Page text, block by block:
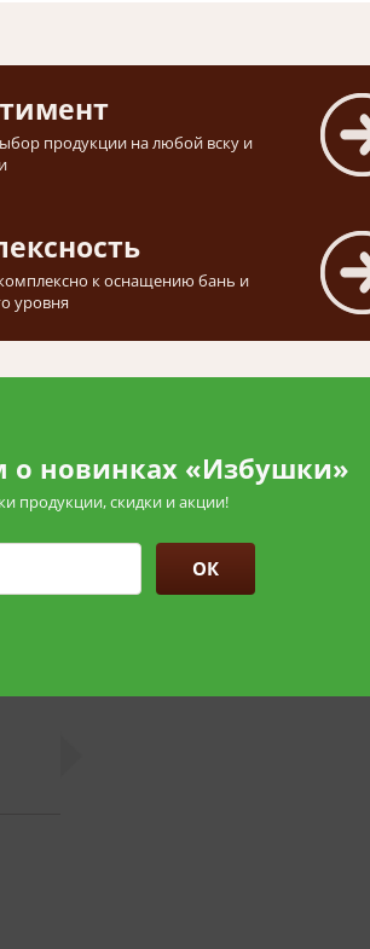
продукции на любой вску и
к оснащению бань и
уровня
о новинках «Избушки»
продукции, скидки и акции!
ОК